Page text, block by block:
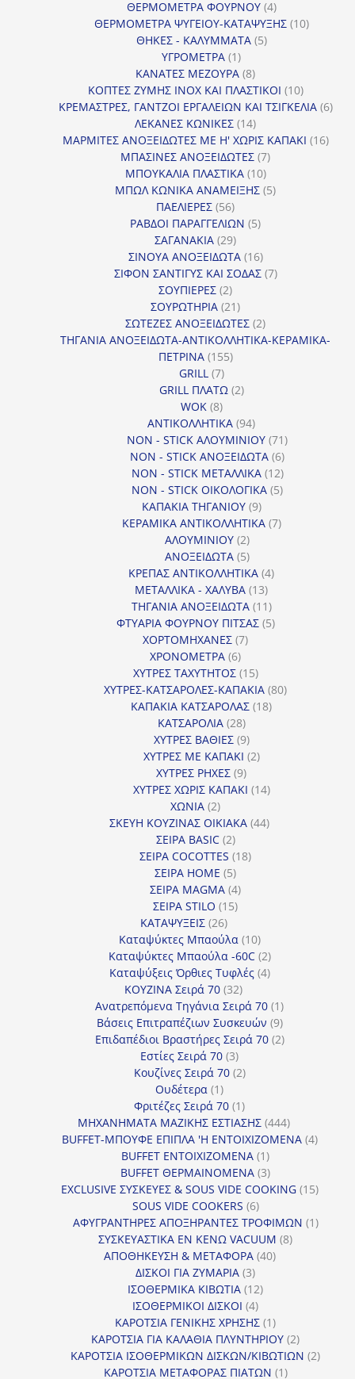
ΘΕΡΜΟΜΕΤΡΑ ΦΟΥΡΝΟΥ 44
προϊόντα
ΘΕΡΜΟΜΕΤΡΑ ΨΥΓΕΙΟΥ-ΚΑΤΑΨΥΞΗΣ 1010
ΘΗΚΕΣ - ΚΑΛΥΜΜΑΤΑ 55
ΥΓΡΟΜΕΤΡΑ 11
προϊόν
ΚΑΝΑΤΕΣ ΜΕΖΟΥΡΑ 88
προϊόντα
ΚΟΠΤΕΣ ΖΥΜΗΣ INOX ΚΑΙ ΠΛΑΣΤΙΚΟΙ 1010
προϊόντα
ΚΡΕΜΑΣΤΡΕΣ, ΓΑΝΤΖΟΙ ΕΡΓΑΛΕΙΩΝ ΚΑΙ ΤΣΙΓΚΕΛΙΑ 66
ΛΕΚΑΝΕΣ ΚΩΝΙΚΕΣ 1414
προϊόντα
ΜΑΡΜΙΤΕΣ ΑΝΟΞΕΙΔΩΤΕΣ ΜΕ Η' ΧΩΡΙΣ ΚΑΠΑΚΙ 1616
ΜΠΑΣΙΝΕΣ ΑΝΟΞΕΙΔΩΤΕΣ 77
ΜΠΟΥΚΑΛΙΑ ΠΛΑΣΤΙΚΑ 1010
προϊόντα
ΜΠΩΛ ΚΩΝΙΚΑ ΑΝΑΜΕΙΞΗΣ 55
ΠΑΕΛΙΕΡΕΣ 5656
προϊόντα
ΡΑΒΔΟΙ ΠΑΡΑΓΓΕΛΙΩΝ 55
ΣΑΓΑΝΑΚΙΑ 2929
προϊόντα
ΣΙΝΟΥΑ ΑΝΟΞΕΙΔΩΤΑ 1616
προϊόντα
ΣΙΦΟΝ ΣΑΝΤΙΓΥΣ ΚΑΙ ΣΟΔΑΣ 77
ΣΟΥΠΙΕΡΕΣ 22
προϊόντα
ΣΟΥΡΩΤΗΡΙΑ 2121
προϊόντα
ΣΩΤΕΖΕΣ ΑΝΟΞΕΙΔΩΤΕΣ 22
προϊόντα
ΤΗΓΑΝΙΑ ΑΝΟΞΕΙΔΩΤΑ-ΑΝΤΙΚΟΛΛΗΤΙΚΑ-ΚΕΡΑΜΙΚΑ-
ΠΕΤΡΙΝΑ 155155
GRILL 77
προϊόντα
GRILL ΠΛΑΤΩ 22
WOK 88
προϊόντα
ΑΝΤΙΚΟΛΛΗΤΙΚΑ 9494
προϊόντα
NON - STICK ΑΛΟΥΜΙΝΙΟΥ 7171
προϊόντα
NON - STICK ΑΝΟΞΕΙΔΩΤΑ 66
προϊόντα
NON - STICK ΜΕΤΑΛΛΙΚΑ 1212
προϊόντα
NON - STICK ΟΙΚΟΛΟΓΙΚΑ 55
ΚΑΠΑΚΙΑ ΤΗΓΑΝΙΟΥ 99
προϊόντα
ΚΕΡΑΜΙΚΑ ΑΝΤΙΚΟΛΛΗΤΙΚΑ 77
ΑΛΟΥΜΙΝΙΟΥ 22
προϊόντα
ΑΝΟΞΕΙΔΩΤΑ 55
προϊόντα
ΚΡΕΠΑΣ ΑΝΤΙΚΟΛΛΗΤΙΚΑ 44
ΜΕΤΑΛΛΙΚΑ - ΧΑΛΥΒΑ 1313
προϊόντα
ΤΗΓΑΝΙΑ ΑΝΟΞΕΙΔΩΤΑ 1111
προϊόντα
ΦΤΥΑΡΙΑ ΦΟΥΡΝΟΥ ΠΙΤΣΑΣ 55
ΧΟΡΤΟΜΗΧΑΝΕΣ 77
ΧΡΟΝΟΜΕΤΡΑ 66
προϊόντα
ΧΥΤΡΕΣ ΤΑΧΥΤΗΤΟΣ 1515
προϊόντα
ΧΥΤΡΕΣ-ΚΑΤΣΑΡΟΛΕΣ-ΚΑΠΑΚΙΑ 8080
ΚΑΠΑΚΙΑ ΚΑΤΣΑΡΟΛΑΣ 1818
ΚΑΤΣΑΡΟΛΙΑ 2828
προϊόντα
ΧΥΤΡΕΣ ΒΑΘΙΕΣ 99
προϊόντα
ΧΥΤΡΕΣ ΜΕ ΚΑΠΑΚΙ 22
ΧΥΤΡΕΣ ΡΗΧΕΣ 99
προϊόντα
ΧΥΤΡΕΣ ΧΩΡΙΣ ΚΑΠΑΚΙ 1414
ΧΩΝΙΑ 22
προϊόντα
ΣΚΕΥΗ ΚΟΥΖΙΝΑΣ ΟΙΚΙΑΚΑ 4444
ΣΕΙΡΑ BASIC 22
προϊόντα
ΣΕΙΡΑ COCOTTES 1818
ΣΕΙΡΑ HOME 55
προϊόντα
ΣΕΙΡΑ MAGMA 44
προϊόντα
ΣΕΙΡΑ STILO 1515
ΚΑΤΑΨΥΞΕΙΣ 2626
προϊόντα
Καταψύκτες Μπαούλα 1010
προϊόντα
Καταψύκτες Μπαούλα -60C 22
προϊόντα
Καταψύξεις Όρθιες Τυφλές 44
ΚΟΥΖΙΝΑ Σειρά 70 3232
προϊόντα
Ανατρεπόμενα Τηγάνια Σειρά 70 11
προϊόν
Βάσεις Επιτραπέζιων Συσκευών 99
προϊόντα
Επιδαπέδιοι Βραστήρες Σειρά 70 22
Εστίες Σειρά 70 33
προϊόντα
Κουζίνες Σειρά 70 22
Ουδέτερα 11
προϊόν
Φριτέζες Σειρά 70 11
προϊόν
ΜΗΧΑΝΗΜΑΤΑ ΜΑΖΙΚΗΣ ΕΣΤΙΑΣΗΣ 444444
προϊόντα
BUFFET-ΜΠΟΥΦΕ ΕΠΙΠΛΑ 'Η ΕΝΤΟΙΧΙΖΟΜΕΝΑ 44
BUFFET ΕΝΤΟΙΧΙΖΟΜΕΝΑ 11
προϊόν
BUFFET ΘΕΡΜΑΙΝΟΜΕΝΑ 33
προϊόντα
EXCLUSIVE ΣΥΣΚΕΥΕΣ & SOUS VIDE COOKING 1515
SOUS VIDE COOKERS 66
προϊόντα
ΑΦΥΓΡΑΝΤΗΡΕΣ ΑΠΟΞΗΡΑΝΤΕΣ ΤΡΟΦΙΜΩΝ 11
ΣΥΣΚΕΥΑΣΤΙΚΑ ΕΝ ΚΕΝΩ VACUUM 88
ΑΠΟΘΗΚΕΥΣΗ & ΜΕΤΑΦΟΡΑ 4040
ΔΙΣΚΟΙ ΓΙΑ ΖΥΜΑΡΙΑ 33
προϊόντα
ΙΣΟΘΕΡΜΙΚΑ ΚΙΒΩΤΙΑ 1212
ΙΣΟΘΕΡΜΙΚΟΙ ΔΙΣΚΟΙ 44
προϊόντα
ΚΑΡΟΤΣΙΑ ΓΕΝΙΚΗΣ ΧΡΗΣΗΣ 11
προϊόν
ΚΑΡΟΤΣΙΑ ΓΙΑ ΚΑΛΑΘΙΑ ΠΛΥΝΤΗΡΙΟΥ 22
προϊόντα
ΚΑΡΟΤΣΙΑ ΙΣΟΘΕΡΜΙΚΩΝ ΔΙΣΚΩΝ/ΚΙΒΩΤΙΩΝ 22
ΚΑΡΟΤΣΙΑ ΜΕΤΑΦΟΡΑΣ ΠΙΑΤΩΝ 11